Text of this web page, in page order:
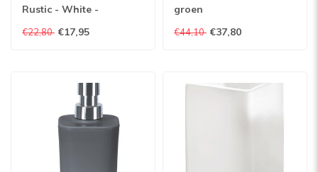
Rustic - White -
Keramiek
€22,80 €17,95
groen
€44,10 €37,80